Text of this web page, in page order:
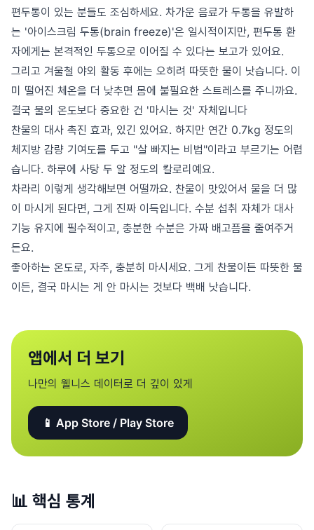
편두통이 있는 분들도 조심하세요. 차가운 음료가 두통을 유발하
는 '아이스크림 두통(brain freeze)'은 일시적이지만, 편두통 환
자에게는 본격적인 두통으로 이어질 수 있다는 보고가 있어요.
그리고 겨울철 야외 활동 후에는 오히려 따뜻한 물이 낫습니다. 이
미 떨어진 체온을 더 낮추면 몸에 불필요한 스트레스를 주니까요.
결국 물의 온도보다 중요한 건 '마시는 것' 자체입니다
찬물의 대사 촉진 효과, 있긴 있어요. 하지만 연간 0.7kg 정도의
체지방 감량 기여도를 두고 "살 빠지는 비법"이라고 부르기는 어렵
습니다. 하루에 사탕 두 알 정도의 칼로리예요.
차라리 이렇게 생각해보면 어떨까요. 찬물이 맛있어서 물을 더 많
이 마시게 된다면, 그게 진짜 이득입니다. 수분 섭취 자체가 대사
기능 유지에 필수적이고, 충분한 수분은 가짜 배고픔을 줄여주거
든요.
좋아하는 온도로, 자주, 충분히 마시세요. 그게 찬물이든 따뜻한 물
이든, 결국 마시는 게 안 마시는 것보다 백배 낫습니다.
앱에서 더 보기
나만의 웰니스 데이터로 더 깊이 있게
📱 App Store / Play Store
📊 핵심 통계